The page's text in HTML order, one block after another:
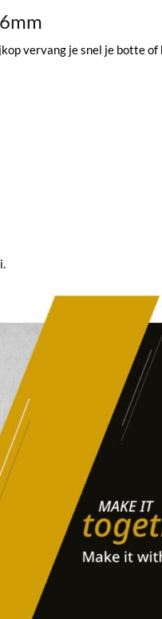
vervang je snel je botte